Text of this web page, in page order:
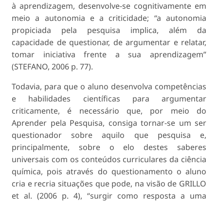
à aprendizagem, desenvolve-se cognitivamente em
meio a autonomia e a criticidade; “a autonomia
propiciada pela pesquisa implica, além da
capacidade de questionar, de argumentar e relatar,
tomar iniciativa frente a sua aprendizagem”
(STEFANO, 2006 p. 77).
Todavia, para que o aluno desenvolva competências
e habilidades científicas para argumentar
criticamente, é necessário que, por meio do
Aprender pela Pesquisa, consiga tornar-se um ser
questionador sobre aquilo que pesquisa e,
principalmente, sobre o elo destes saberes
universais com os conteúdos curriculares da ciência
química, pois através do questionamento o aluno
cria e recria situações que pode, na visão de GRILLO
et al. (2006 p. 4), “surgir como resposta a uma